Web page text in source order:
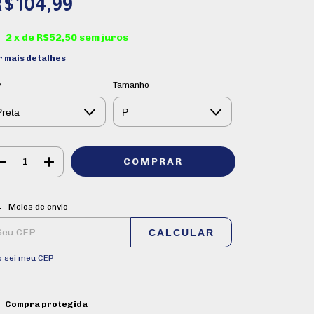
2x de R$52,50 sem juros
mais detalhes
Tamanho
para o CEP:
Meios de envio
CALCULAR
sei meu CEP
Compra protegida